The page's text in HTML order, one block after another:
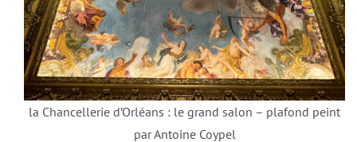
la Chancellerie d’Orléans : le grand salon – plafond peint
par Antoine Coypel